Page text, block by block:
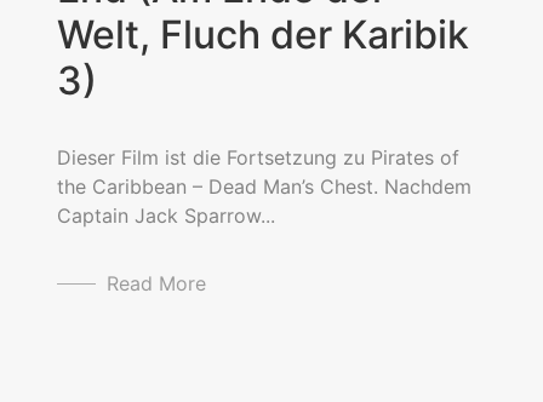
Welt, Fluch der Karibik
3)
Dieser Film ist die Fortsetzung zu Pirates of
the Caribbean – Dead Man’s Chest. Nachdem
Captain Jack Sparrow...
Read More